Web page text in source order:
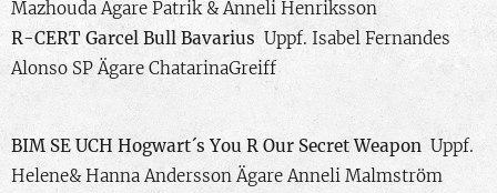
Mazhouda Ägare Patrik & Anneli Henriksson
R-CERT Garcel Bull BavariusUppf. Isabel Fernandes
Alonso SP Ägare ChatarinaGreiff
BIM SE UCH Hogwart´s You R Our Secret WeaponUppf.
Helene& Hanna Andersson Ägare Anneli Malmström